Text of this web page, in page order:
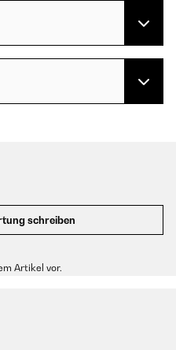
schreiben
Artikel vor.